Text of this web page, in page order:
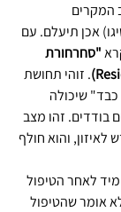
המקרים
אכן תיעלם. עם
"סחרחורת
. זוהי תחושת
כבד" שיכולה
בודדים. זהו מצב
והוא חולף
לאחר הטיפול
אומר שהטיפול